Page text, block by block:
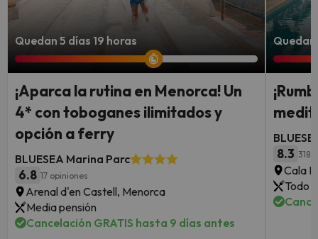
Quedan 5 días 19 horas
¡Aparca la rutina en Menorca! Un
4* con toboganes ilimitados y
opción a ferry
BLUESEA Marina Parc
6.8 17 opiniones
Arenal d'en Castell, Menorca
Media pensión
Cancelación GRATIS hasta 9 días antes
Quedan
8.3 318
Cala
Todo